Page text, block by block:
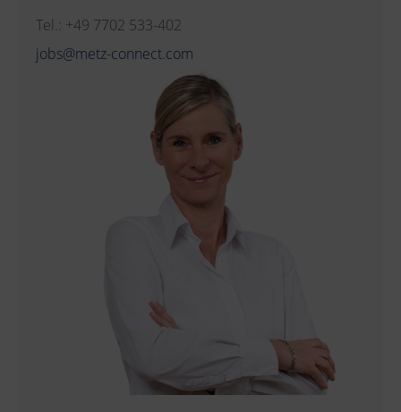
Tel.: +49 7702 533-402
jobs@metz-connect.com